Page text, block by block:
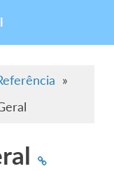
»